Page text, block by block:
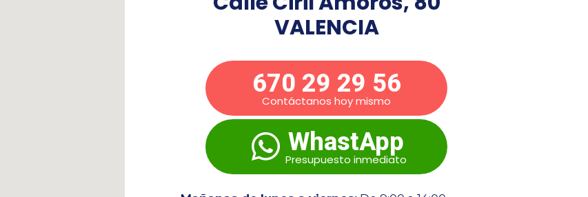
VALENCIA
670 29 29 56
Contáctanos hoy mismo
WhastApp
Presupuesto inmediato